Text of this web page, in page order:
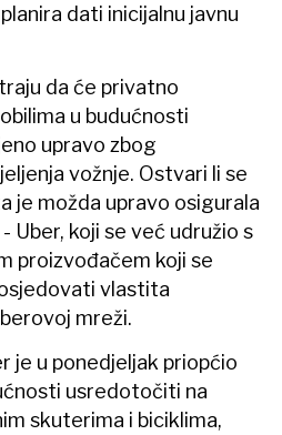
dati inicijalnu javnu
da će privatno
u budućnosti
upravo zbog
vožnje. Ostvari li se
je možda upravo osigurala
Uber, koji se već udružio s
proizvođačem koji se
vlastita
mreži.
je u ponedjeljak priopćio
usredotočiti na
skuterima i biciklima,